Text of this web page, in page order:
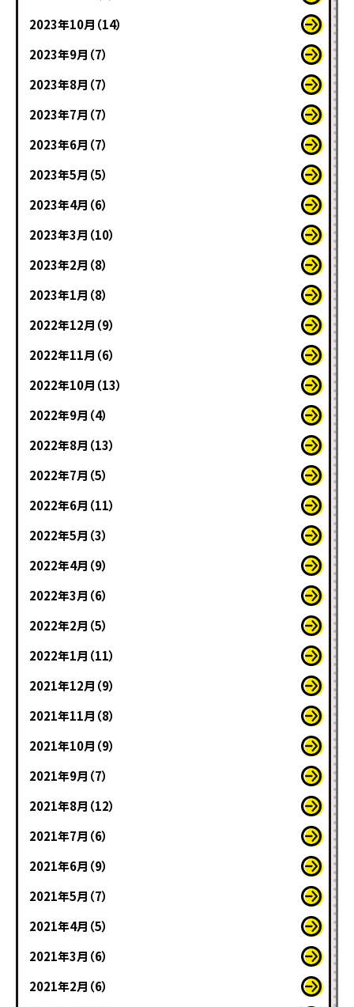
2023年10月（14）
2023年9月（7）
2023年8月（7）
2023年7月（7）
2023年6月（7）
2023年5月（5）
2023年4月（6）
2023年3月（10）
2023年2月（8）
2023年1月（8）
2022年12月（9）
2022年11月（6）
2022年10月（13）
2022年9月（4）
2022年8月（13）
2022年7月（5）
2022年6月（11）
2022年5月（3）
2022年4月（9）
2022年3月（6）
2022年2月（5）
2022年1月（11）
2021年12月（9）
2021年11月（8）
2021年10月（9）
2021年9月（7）
2021年8月（12）
2021年7月（6）
2021年6月（9）
2021年5月（7）
2021年4月（5）
2021年3月（6）
2021年2月（6）